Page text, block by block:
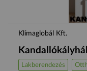
Klímaglobál Kft.
Lakberendezés